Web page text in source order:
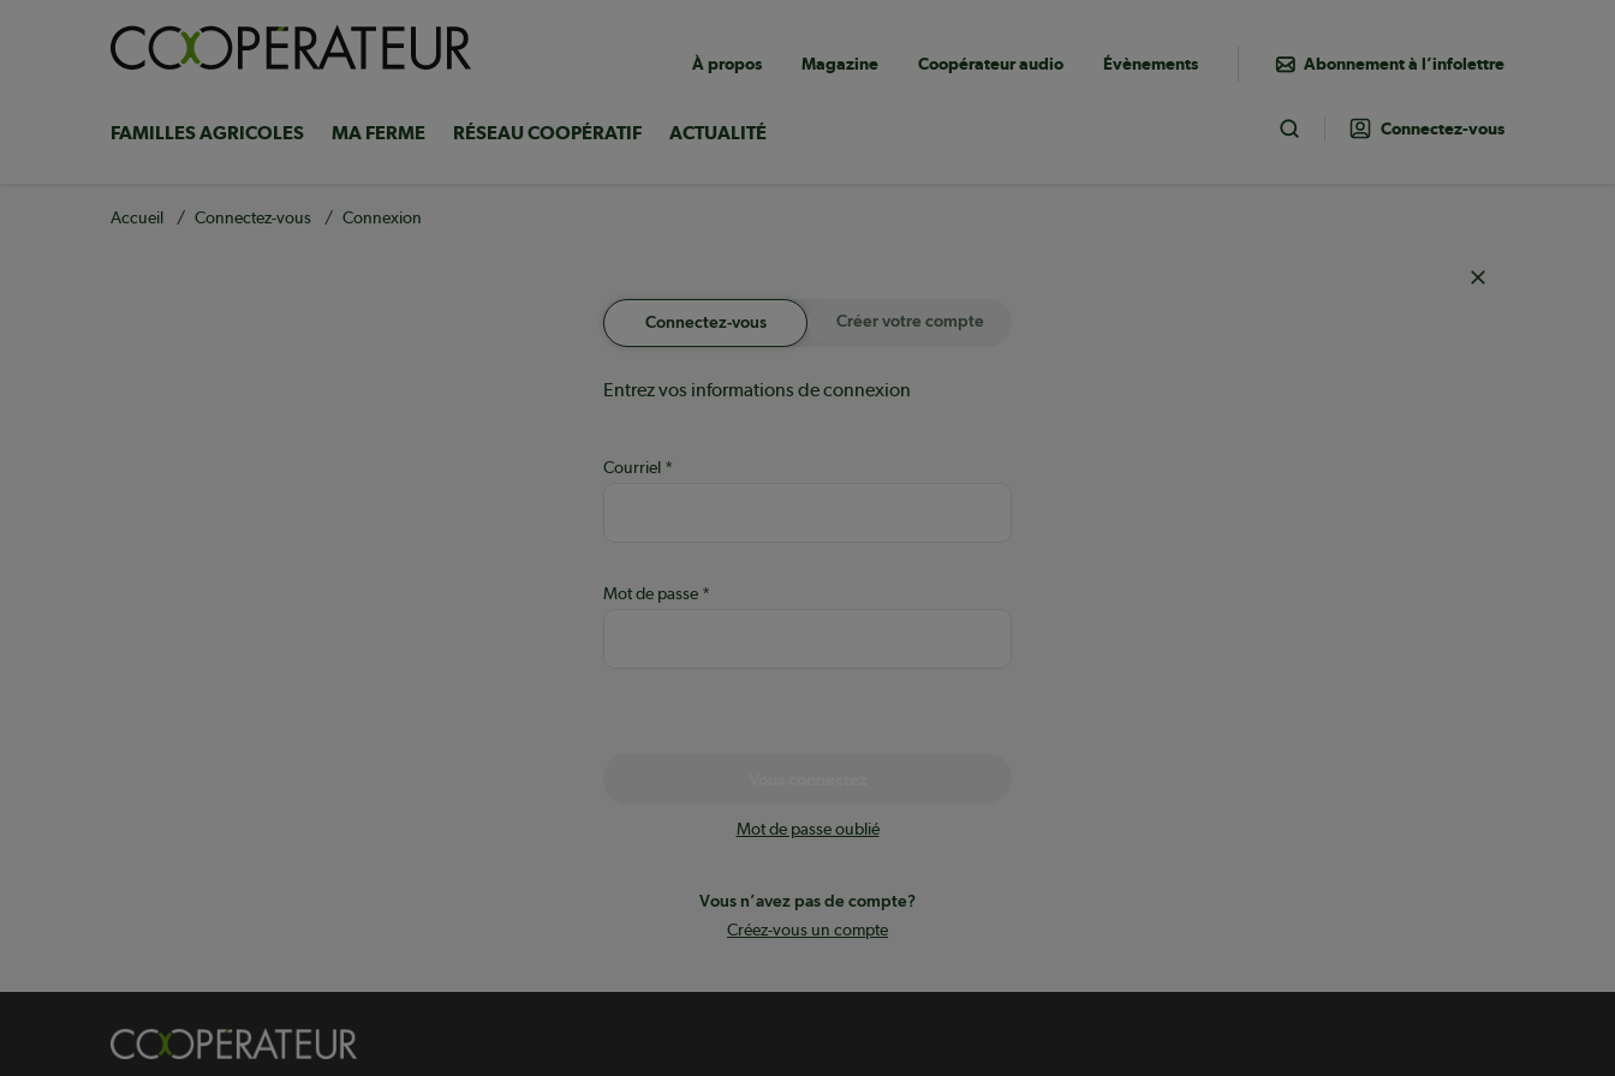
Navigation
utilitaire
À propos Magazine Coopérateur audio Évènements Abonnement à l’infolettre
Navigation
principale
FAMILLES AGRICOLES MA FERME RÉSEAU COOPÉRATIF ACTUALITÉ Toggle Search
Connectez-vous
Fil
Accueil Connectez-vous Connexion
Connectez-vous Créer votre compte
Entrez vos informations de connexion
Courriel
Mot de passe
Mot de passe oublié
Vous n’avez pas de compte?
Créez-vous un compte